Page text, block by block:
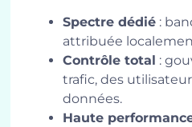
Spectre dédié :
attribuée
Contrôle total :
trafic, des
données.
Haute